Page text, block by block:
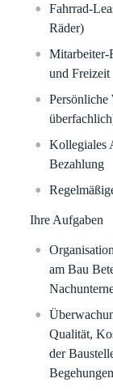
Fahrrad-
Räder)
Mitarbeiter-
und Freizeit
Kollegiales
Bezahlung
Ihre Aufgaben
am Bau
Qualität,
der